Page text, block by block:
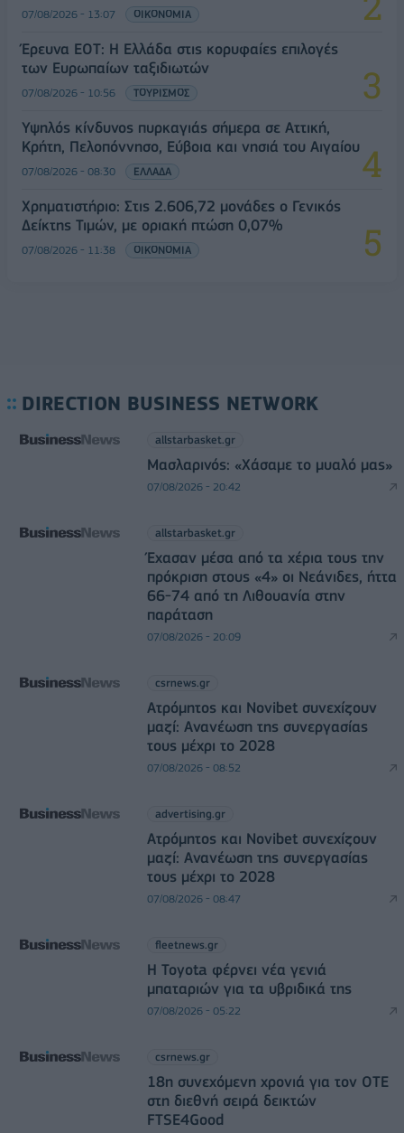
07/08/2026 - 13:07 ΟΙΚΟΝΟΜΙΑ
Έρευνα ΕΟΤ: Η Ελλάδα στις κορυφαίες επιλογές
των Ευρωπαίων ταξιδιωτών
07/08/2026 - 10:56 ΤΟΥΡΙΣΜΟΣ
Υψηλός κίνδυνος πυρκαγιάς σήμερα σε Αττική,
Κρήτη, Πελοπόννησο, Εύβοια και νησιά του Αιγαίου
07/08/2026 - 08:30 ΕΛΛΑΔΑ
Χρηματιστήριο: Στις 2.606,72 μονάδες ο Γενικός
Δείκτης Τιμών, με οριακή πτώση 0,07%
07/08/2026 - 11:38 ΟΙΚΟΝΟΜΙΑ
DIRECTION BUSINESS NETWORK
allstarbasket.gr
Μασλαρινός: «Χάσαμε το μυαλό μας»
07/08/2026 - 20:42
allstarbasket.gr
Έχασαν μέσα από τα χέρια τους την
πρόκριση στους «4» οι Νεάνιδες, ήττα
66-74 από τη Λιθουανία στην
παράταση
07/08/2026 - 20:09
csrnews.gr
Ατρόμητος και Novibet συνεχίζουν
μαζί: Ανανέωση της συνεργασίας
τους μέχρι το 2028
07/08/2026 - 08:52
advertising.gr
Ατρόμητος και Novibet συνεχίζουν
μαζί: Ανανέωση της συνεργασίας
τους μέχρι το 2028
07/08/2026 - 08:47
fleetnews.gr
Η Toyota φέρνει νέα γενιά
μπαταριών για τα υβριδικά της
07/08/2026 - 05:22
csrnews.gr
18η συνεχόμενη χρονιά για τον ΟΤΕ
στη διεθνή σειρά δεικτών
FTSE4Good